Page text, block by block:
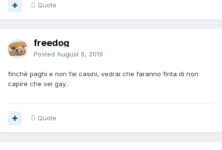
Quote
freedog
Posted August 6, 2019
finchè paghi e non fai casini, vedrai che faranno finta di non
capire che sei gay..
Quote